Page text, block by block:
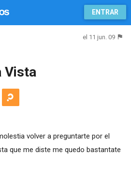
ENTRAR
el 11 jun. 09
Vista
volver a preguntarte por el
que me diste me quedo bastantate